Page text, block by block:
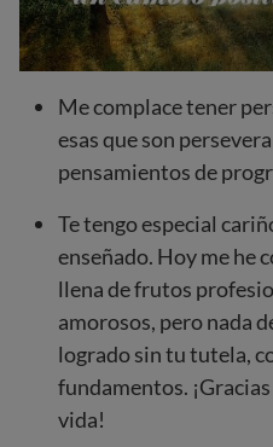
Me complace tener
esas que son
pensamientos de
Te tengo especial
enseñado. Hoy me he
llena de frutos
amorosos, pero nada
logrado sin tu tutela,
fundamentos.
vida!